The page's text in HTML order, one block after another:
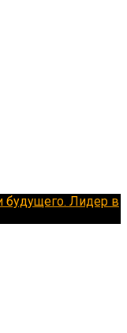
будущего. Лидер в